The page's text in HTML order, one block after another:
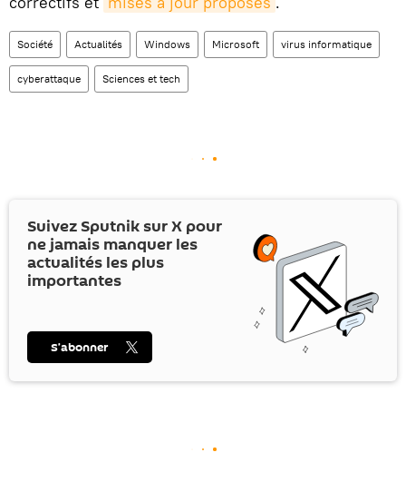
Société Actualités Windows Microsoft virus informatique
cyberattaque Sciences et tech
Suivez Sputnik surX pour
ne jamais manquer les
actualités les plus
importantes
S’abonner